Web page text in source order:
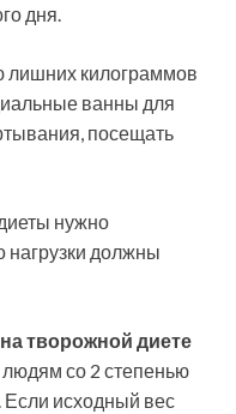
дня.
лишних килограммов
ванны для
посещать
нужно
нагрузки должны
творожной диете
людям со 2 степенью
Если исходный вес